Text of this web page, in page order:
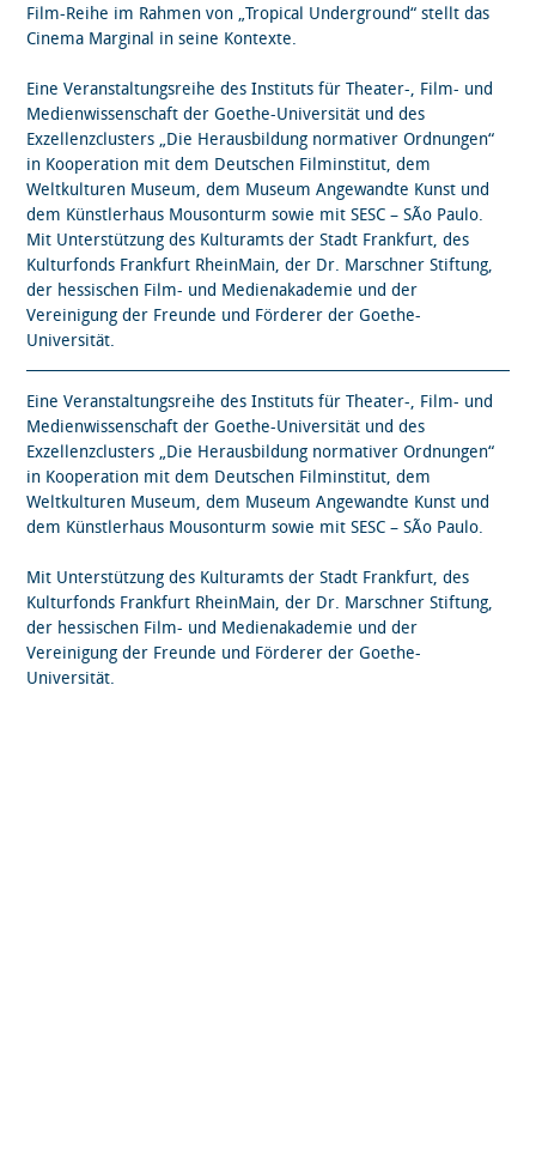
Film-Reihe im Rahmen von „Tropical Underground“ stellt das
Cinema Marginal in seine Kontexte.
Eine Veranstaltungsreihe des Instituts für Theater-, Film- und
Medienwissenschaft der Goethe-Universität und des
Exzellenzclusters „Die Herausbildung normativer Ordnungen“
in Kooperation mit dem Deutschen Filminstitut, dem
Weltkulturen Museum, dem Museum Angewandte Kunst und
dem Künstlerhaus Mousonturm sowie mit SESC – SÃo Paulo.
Mit Unterstützung des Kulturamts der Stadt Frankfurt, des
Kulturfonds Frankfurt RheinMain, der Dr. Marschner Stiftung,
der hessischen Film- und Medienakademie und der
Vereinigung der Freunde und Förderer der Goethe-
Universität.
Eine Veranstaltungsreihe des Instituts für Theater-, Film- und
Medienwissenschaft der Goethe-Universität und des
Exzellenzclusters „Die Herausbildung normativer Ordnungen“
in Kooperation mit dem Deutschen Filminstitut, dem
Weltkulturen Museum, dem Museum Angewandte Kunst und
dem Künstlerhaus Mousonturm sowie mit SESC – SÃo Paulo.
Mit Unterstützung des Kulturamts der Stadt Frankfurt, des
Kulturfonds Frankfurt RheinMain, der Dr. Marschner Stiftung,
der hessischen Film- und Medienakademie und der
Vereinigung der Freunde und Förderer der Goethe-
Universität.